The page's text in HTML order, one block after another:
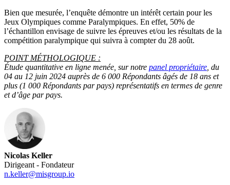
Bien que mesurée, l’enquête démontre un intérêt certain pour les
Jeux Olympiques comme Paralympiques. En effet, 50% de
l’échantillon envisage de suivre les épreuves et/ou les résultats de la
compétition paralympique qui suivra à compter du 28 août.
POINT MÉTHOLOGIQUE :
Étude quantitative en ligne menée, sur notre panel propriétaire , du
04 au 12 juin 2024 auprès de 6 000 Répondants âgés de 18 ans et
plus (1 000 Répondants par pays) représentatifs en termes de genre
et d’âge par pays.
Nicolas Keller
Dirigeant - Fondateur
n.keller@misgroup.io